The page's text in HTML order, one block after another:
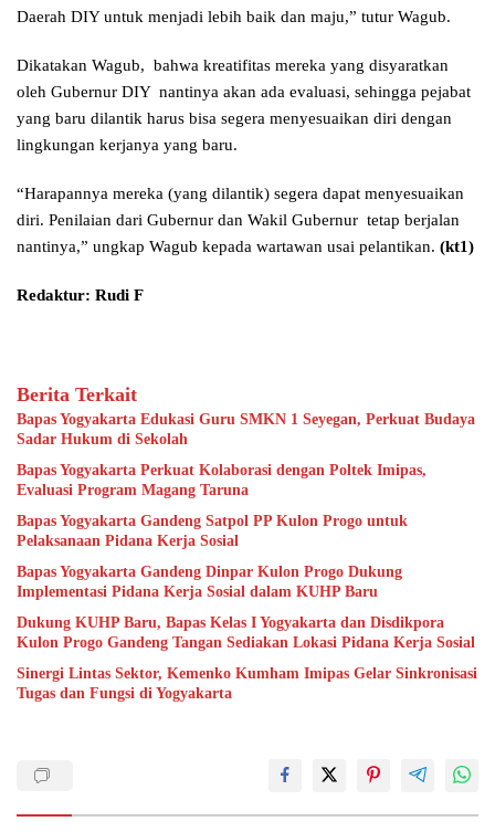
Daerah DIY untuk menjadi lebih baik dan maju,” tutur Wagub.
Dikatakan Wagub, bahwa kreatifitas mereka yang disyaratkan
oleh Gubernur DIY nantinya akan ada evaluasi, sehingga pejabat
yang baru dilantik harus bisa segera menyesuaikan diri dengan
lingkungan kerjanya yang baru.
“Harapannya mereka (yang dilantik) segera dapat menyesuaikan
diri. Penilaian dari Gubernur dan Wakil Gubernur tetap berjalan
nantinya,” ungkap Wagub kepada wartawan usai pelantikan. (kt1)
Redaktur: Rudi F
Berita Terkait
Bapas Yogyakarta Edukasi Guru SMKN 1 Seyegan, Perkuat Budaya
Sadar Hukum di Sekolah
Bapas Yogyakarta Perkuat Kolaborasi dengan Poltek Imipas,
Evaluasi Program Magang Taruna
Bapas Yogyakarta Gandeng Satpol PP Kulon Progo untuk
Pelaksanaan Pidana Kerja Sosial
Bapas Yogyakarta Gandeng Dinpar Kulon Progo Dukung
Implementasi Pidana Kerja Sosial dalam KUHP Baru
Dukung KUHP Baru, Bapas Kelas I Yogyakarta dan Disdikpora
Kulon Progo Gandeng Tangan Sediakan Lokasi Pidana Kerja Sosial
Sinergi Lintas Sektor, Kemenko Kumham Imipas Gelar Sinkronisasi
Tugas dan Fungsi di Yogyakarta